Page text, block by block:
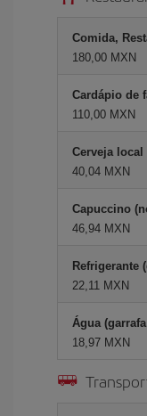
Comida,
180,00 MXN
Cardápio de
110,00 MXN
Cerveja
40,04 MXN
Capuccino
46,94 MXN
Refrigerante
22,11 MXN
Água
18,97 MXN